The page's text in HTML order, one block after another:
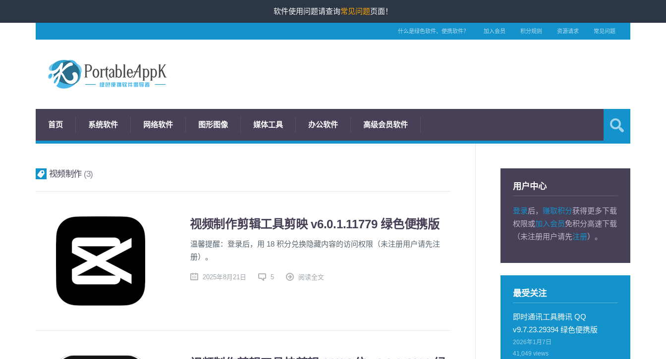
什么是绿色软件、便携软件？ 加入会员 积分规则 资源请求 常见问题
首页 系统软件 网络软件 图形图像 媒体工具 办公软件 高级会员软件
视频制作 3
视频制作剪辑工具剪映 v6.0.1.11779 绿色便携版
温馨提醒：登录后，用 18 积分兑换隐藏内容的访问权限（未注册用户请先注
册）。
2025年8月21日 5 阅读全文
用户中心
登录后， 赚取积分获得更多下载
权限或加入会员免积分高速下载
（未注册用户请先注册）。
最受关注
即时通讯工具腾讯 QQ
v9.7.23.29394 绿色便携版
2026年1月7日
41,049 views
软件使用问题请查询常见问题页面！